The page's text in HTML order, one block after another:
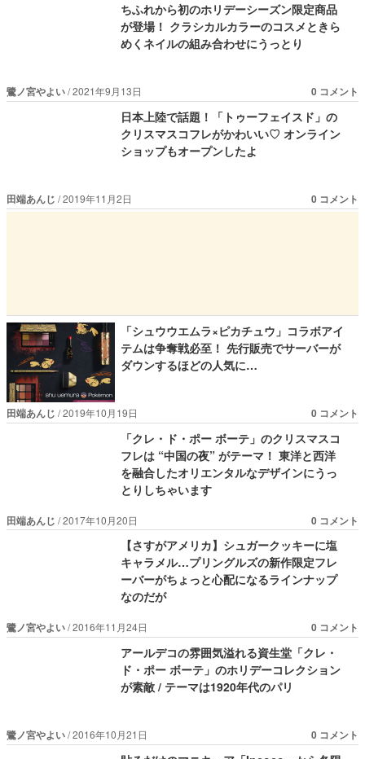
ちふれから初のホリデーシーズン限定商品
が登場！ クラシカルカラーのコスメときら
めくネイルの組み合わせにうっとり
鷺ノ宮やよい 2021年9月13日 0 コメント
日本上陸で話題！「トゥーフェイスド」の
クリスマスコフレがかわいい♡ オンライン
ショップもオープンしたよ
田端あんじ 2019年11月2日 0 コメント
「シュウウエムラ×ピカチュウ」コラボアイ
テムは争奪戦必至！ 先行販売でサーバーが
ダウンするほどの人気に…
田端あんじ 2019年10月19日 0 コメント
「クレ・ド・ポー ボーテ」のクリスマスコ
フレは “中国の夜” がテーマ！ 東洋と西洋
を融合したオリエンタルなデザインにうっ
とりしちゃいます
田端あんじ 2017年10月20日 0 コメント
【さすがアメリカ】シュガークッキーに塩
キャラメル…プリングルズの新作限定フレ
ーバーがちょっと心配になるラインナップ
なのだが
鷺ノ宮やよい 2016年11月24日 0 コメント
アールデコの雰囲気溢れる資生堂「クレ・
ド・ポー ボーテ」のホリデーコレクション
が素敵 / テーマは1920年代のパリ
鷺ノ宮やよい 2016年10月21日 0 コメント